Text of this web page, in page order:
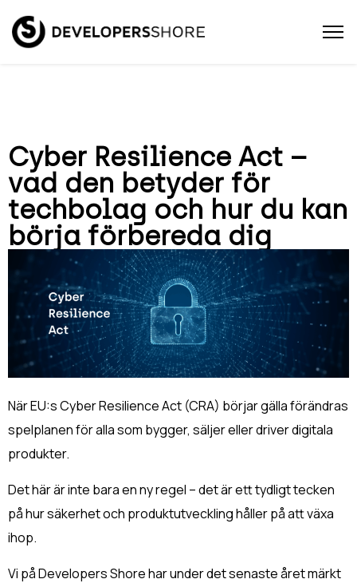
Cyber Resilience Act –
vad den betyder för
techbolag och hur du kan
börja förbereda dig
När EU:s Cyber Resilience Act (CRA) börjar gälla förändras
spelplanen för alla som bygger, säljer eller driver digitala
produkter.
Det här är inte bara en ny regel – det är ett tydligt tecken
på hur säkerhet och produktutveckling håller på att växa
ihop.
Vi på Developers Shore har under det senaste året märkt